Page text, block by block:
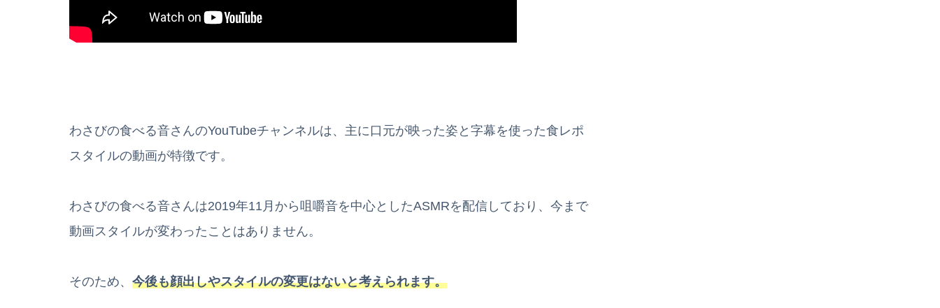
わさびの食べる音さんのYouTubeチャンネルは、主に口元が映った姿と字幕を使った食レポ
スタイルの動画が特徴です。
わさびの食べる音さんは2019年11月から咀嚼音を中心としたASMRを配信しており、今まで
動画スタイルが変わったことはありません。
そのため、 今後も顔出しやスタイルの変更はないと考えられます。